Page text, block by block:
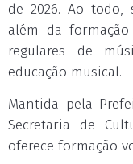
de 2026. Ao todo,
além da
regulares de
educação musical.
Mantida pela
Secretaria de
oferece formação